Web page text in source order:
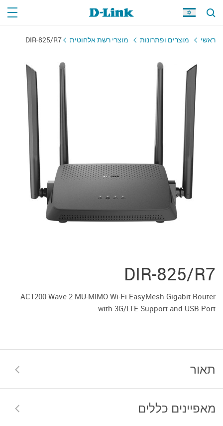
ראשי מוצרים ופתרונות מוצרי רשת אלחוטית DIR-825/R7
DIR-825/R7
AC1200 Wave 2 MU-MIMO Wi-Fi EasyMesh Gigabit Router
with 3G/LTE Support and USB Port
תאור
מאפיינים כללים